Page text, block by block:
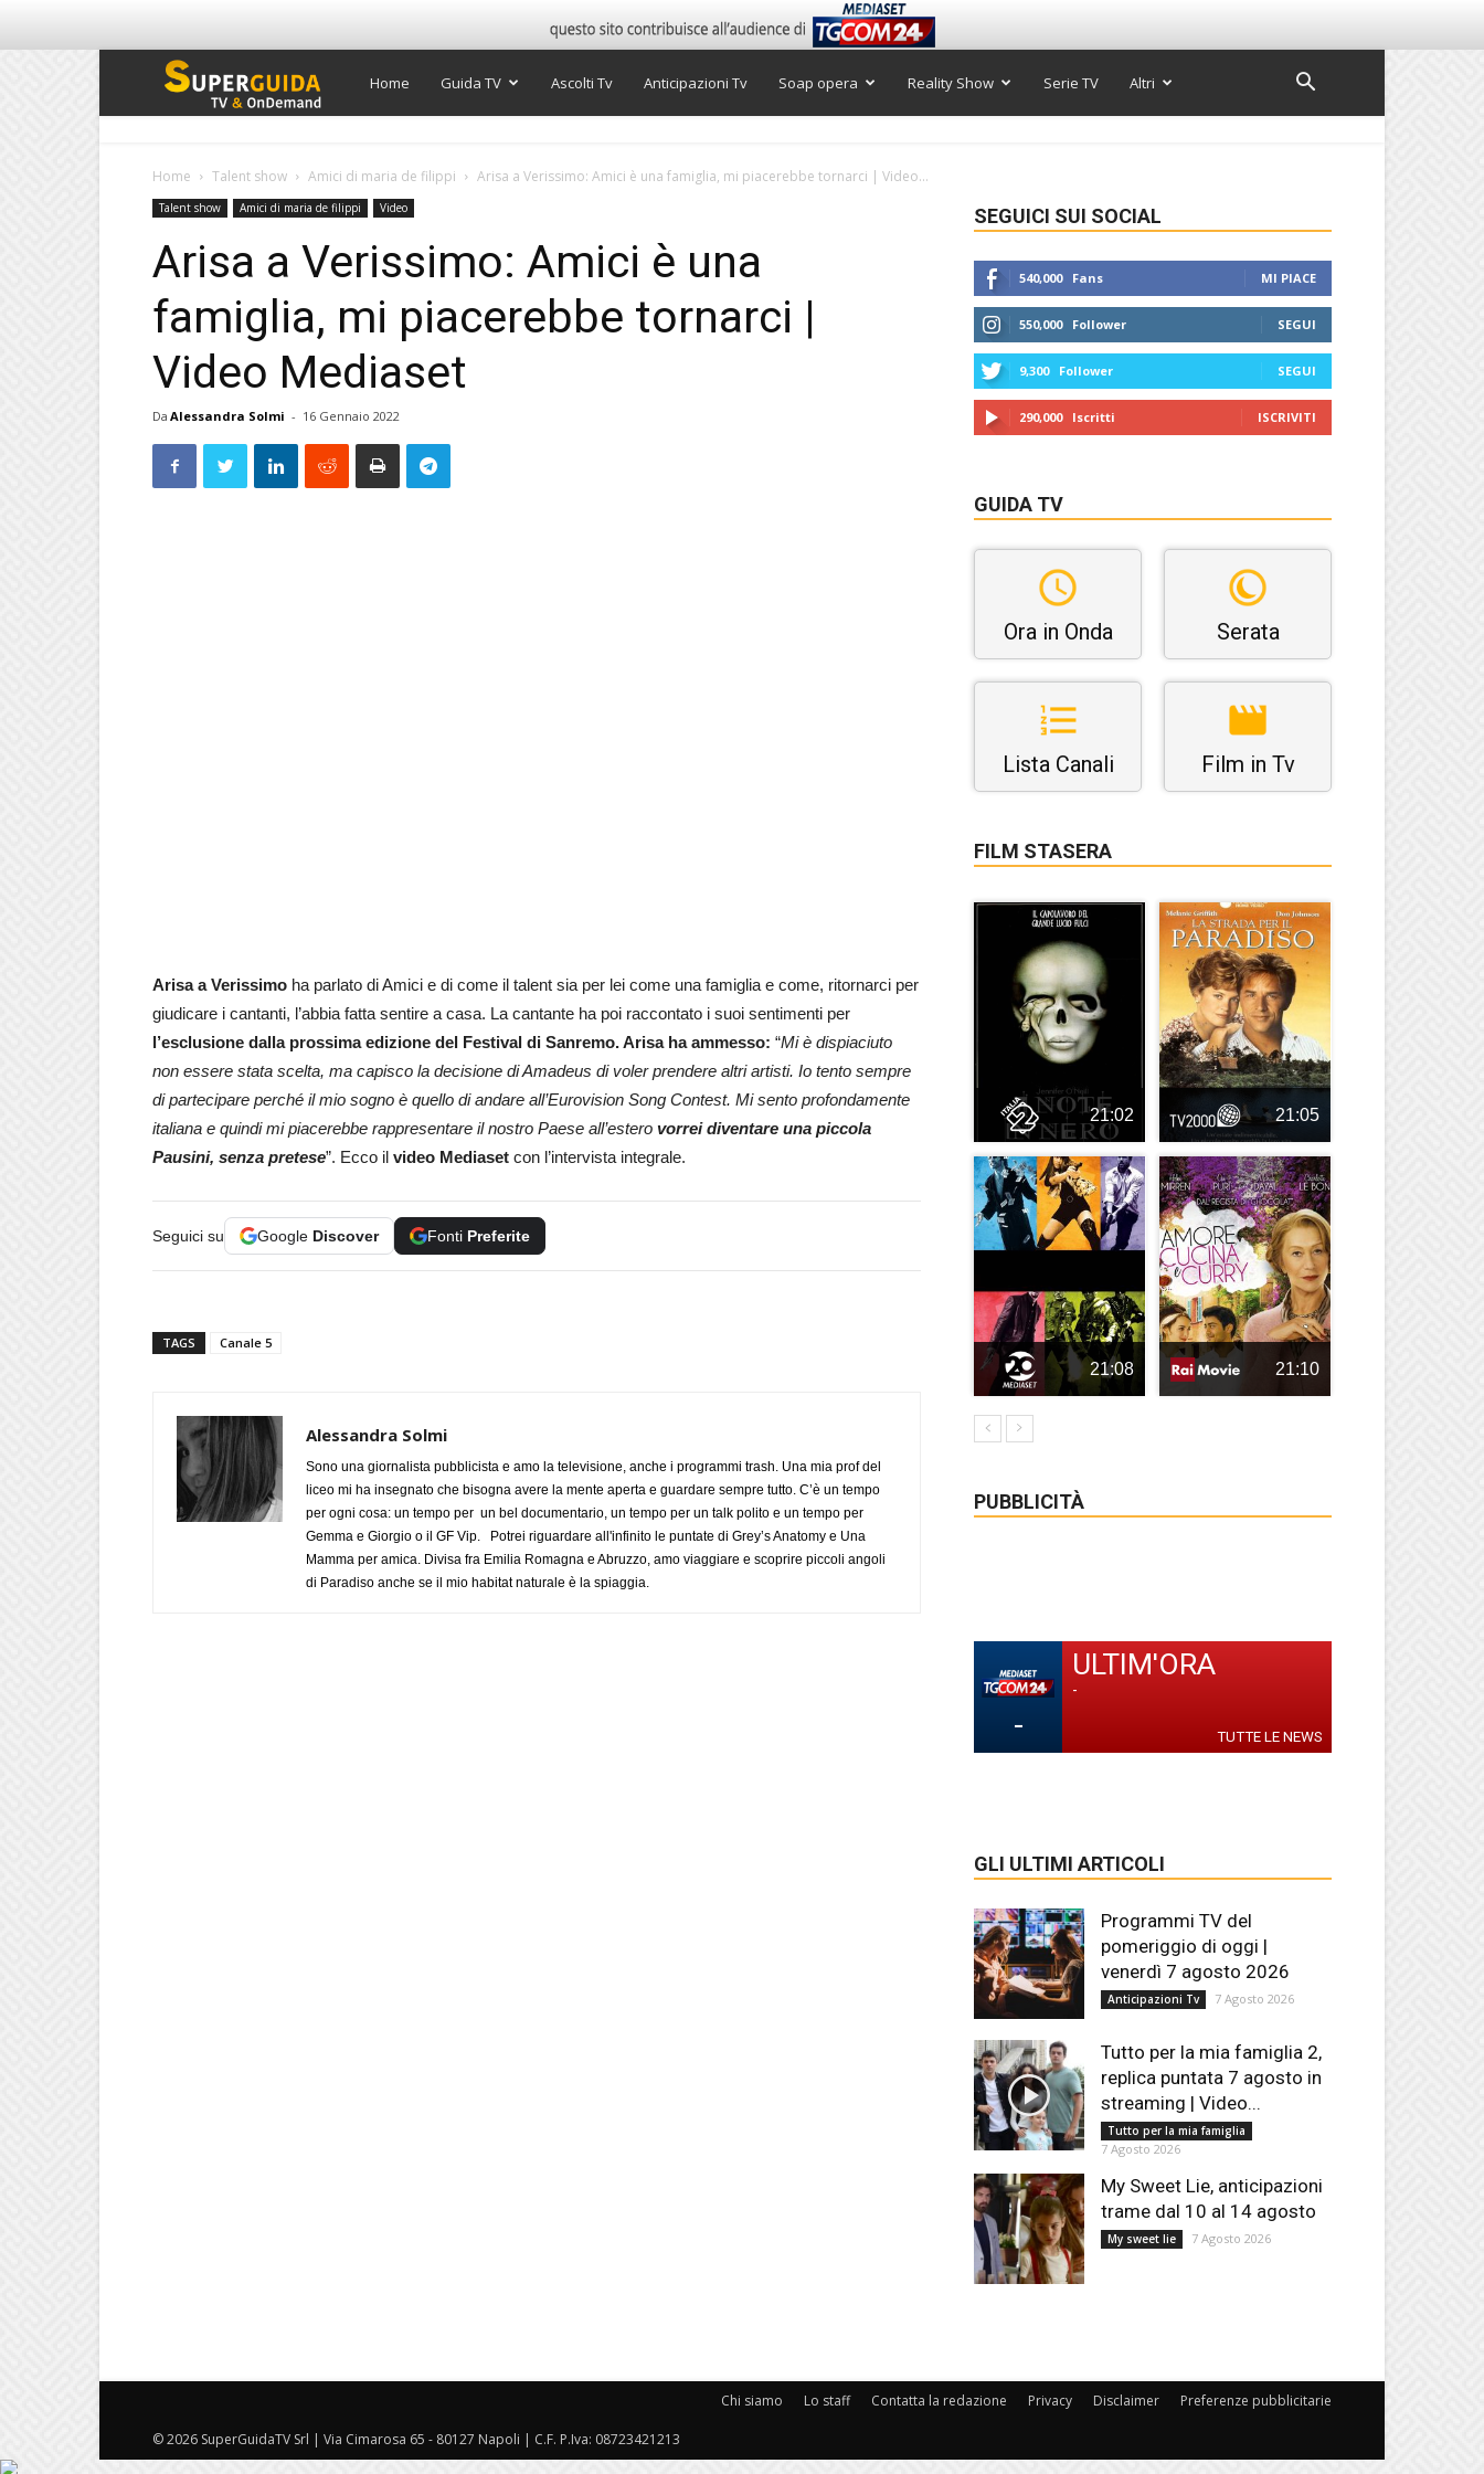
Super
TV
Home Guida TV Ascolti Tv Anticipazioni Tv Soap opera Reality Show Serie TV Altri
Home Talent show Amici di maria de filippi Arisa a Verissimo: Amici è una famiglia, mi piacerebbe tornarci | Video...
Talent show Amici di maria de filippi Video
Arisa a Verissimo: Amici è una
famiglia, mi piacerebbe tornarci |
Video Mediaset
Da Alessandra Solmi - 16 Gennaio 2022
Arisa a Verissimo ha parlato di Amici e di come il talent sia per lei come una famiglia e come, ritornarci per
giudicare i cantanti, l’abbia fatta sentire a casa. La cantante ha poi raccontato i suoi sentimenti per
l’esclusione dalla prossima edizione del Festival di Sanremo. Arisa ha ammesso: “Mi è dispiaciuto
non essere stata scelta, ma capisco la decisione di Amadeus di voler prendere altri artisti. Io tento sempre
di partecipare perché il mio sogno è quello di andare all’Eurovision Song Contest. Mi sento profondamente
italiana e quindi mi piacerebbe rappresentare il nostro Paese all’estero vorrei diventare una piccola
Pausini, senza pretese”. Ecco il video Mediaset con l’intervista integrale.
Seguici su Google Discover Fonti Preferite
TAGS Canale 5
Alessandra Solmi
Sono una giornalista pubblicista e amo la televisione, anche i programmi trash. Una mia prof del
liceo mi ha insegnato che bisogna avere la mente aperta e guardare sempre tutto. C’è un tempo
per ogni cosa: un tempo per un bel documentario, un tempo per un talk polito e un tempo per
Gemma e Giorgio o il GF Vip. Potrei riguardare all'infinito le puntate di Grey’s Anatomy e Una
Mamma per amica. Divisa fra Emilia Romagna e Abruzzo, amo viaggiare e scoprire piccoli angoli
di Paradiso anche se il mio habitat naturale è la spiaggia.
SEGUICI SUI SOCIAL
540,000 Fans MI PIACE
550,000 Follower SEGUI
9,300 Follower SEGUI
290,000 Iscritti ISCRIVITI
GUIDA TV
Ora in Onda Serata
Lista Canali Film in Tv
FILM STASERA
21:02 21:05
21:08 21:10
PUBBLICITÀ
-
ULTIM'ORA
-
TUTTE LE NEWS
GLI ULTIMI ARTICOLI
Programmi TV del
pomeriggio di oggi |
venerdì 7 agosto 2026
Anticipazioni Tv 7 Agosto 2026
Tutto per la mia famiglia 2,
replica puntata 7 agosto in
streaming | Video...
Tutto per la mia famiglia
7 Agosto 2026
My Sweet Lie, anticipazioni
trame dal 10 al 14 agosto
My sweet lie 7 Agosto 2026
Chi siamo Lo staff Contatta la redazione Privacy Disclaimer Preferenze pubblicitarie
© 2026 SuperGuidaTV Srl | Via Cimarosa 65 - 80127 Napoli | C.F. P.Iva: 08723421213